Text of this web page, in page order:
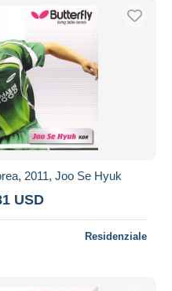
2011, Joo Se Hyuk
USD
Residenziale